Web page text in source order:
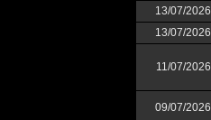
13/07/2026
13/07/2026
11/07/2026
09/07/2026